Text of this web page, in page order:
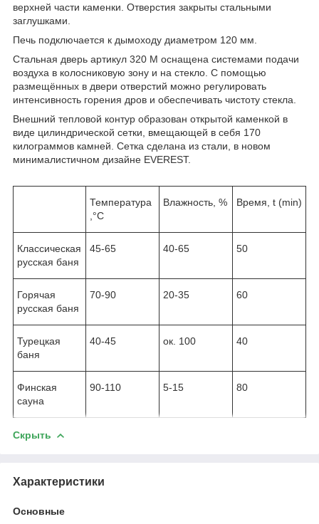
верхней части каменки. Отверстия закрыты стальными
заглушками.
Печь подключается к дымоходу диаметром 120 мм.
Стальная дверь артикул 320 М оснащена системами подачи
воздуха в колосниковую зону и на стекло. С помощью
размещённых в двери отверстий можно регулировать
интенсивность горения дров и обеспечивать чистоту стекла.
Внешний тепловой контур образован открытой каменкой в
виде цилиндрической сетки, вмещающей в себя 170
килограммов камней. Сетка сделана из стали, в новом
минималистичном дизайне EVEREST.
Температура
,°С
Влажность, % Время, t (min)
Классическая
русская баня
45-65 40-65 50
Горячая
русская баня
70-90 20-35 60
Турецкая
баня
40-45 ок. 100 40
Финская
сауна
90-110 5-15 80
Скрыть
Характеристики
Основные